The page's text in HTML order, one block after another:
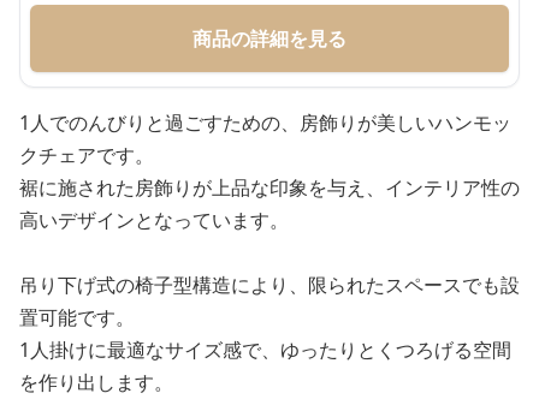
商品の詳細を見る
1人でのんびりと過ごすための、房飾りが美しいハンモッ
クチェアです。
裾に施された房飾りが上品な印象を与え、インテリア性の
高いデザインとなっています。
吊り下げ式の椅子型構造により、限られたスペースでも設
置可能です。
1人掛けに最適なサイズ感で、ゆったりとくつろげる空間
を作り出します。